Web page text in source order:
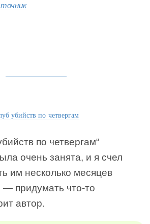
убийств по четвергам
по четвергам“
очень занята, и я счел
им несколько месяцев
придумать что-то
автор.